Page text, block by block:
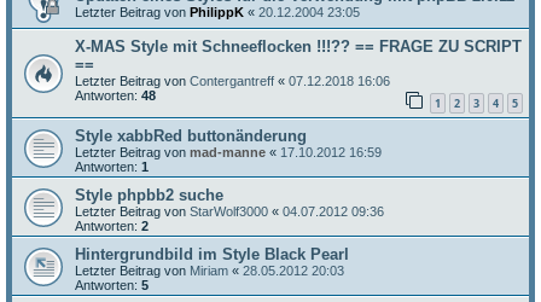
Letzter Beitrag von PhilippK « 20.12.2004 23:05
X-MAS Style mit Schneeflocken !!!?? == FRAGE ZU SCRIPT
==
Letzter Beitrag von Contergantreff « 07.12.2018 16:06
Antworten: 48 1 2 3 4 5
Style xabbRed buttonänderung
Letzter Beitrag von mad-manne « 17.10.2012 16:59
Antworten: 1
Style phpbb2 suche
Letzter Beitrag von StarWolf3000 « 04.07.2012 09:36
Antworten: 2
Hintergrundbild im Style Black Pearl
Letzter Beitrag von Miriam « 28.05.2012 20:03
Antworten: 5